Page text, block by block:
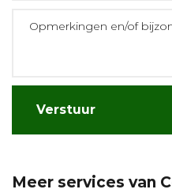
Verstuur
Meer services van